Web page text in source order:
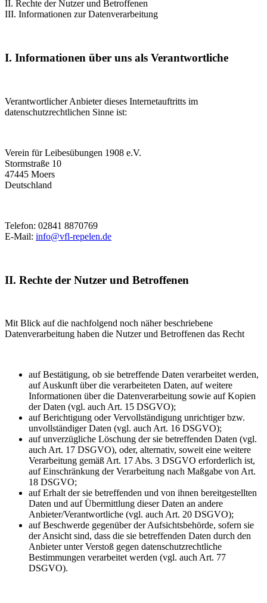
II. Rechte der Nutzer und Betroffenen
III. Informationen zur Datenverarbeitung
I. Informationen über uns als Verantwortliche
Verantwortlicher Anbieter dieses Internetauftritts im
datenschutzrechtlichen Sinne ist:
Verein für Leibesübungen 1908 e.V.
Stormstraße 10
47445 Moers
Deutschland
Telefon: 02841 8870769
E-Mail: info@vfl-repelen.de
II. Rechte der Nutzer und Betroffenen
Mit Blick auf die nachfolgend noch näher beschriebene
Datenverarbeitung haben die Nutzer und Betroffenen das Recht
auf Bestätigung, ob sie betreffende Daten verarbeitet werden,
auf Auskunft über die verarbeiteten Daten, auf weitere
Informationen über die Datenverarbeitung sowie auf Kopien
der Daten (vgl. auch Art. 15 DSGVO);
auf Berichtigung oder Vervollständigung unrichtiger bzw.
unvollständiger Daten (vgl. auch Art. 16 DSGVO);
auf unverzügliche Löschung der sie betreffenden Daten (vgl.
auch Art. 17 DSGVO), oder, alternativ, soweit eine weitere
Verarbeitung gemäß Art. 17 Abs. 3 DSGVO erforderlich ist,
auf Einschränkung der Verarbeitung nach Maßgabe von Art.
18 DSGVO;
auf Erhalt der sie betreffenden und von ihnen bereitgestellten
Daten und auf Übermittlung dieser Daten an andere
Anbieter/Verantwortliche (vgl. auch Art. 20 DSGVO);
auf Beschwerde gegenüber der Aufsichtsbehörde, sofern sie
der Ansicht sind, dass die sie betreffenden Daten durch den
Anbieter unter Verstoß gegen datenschutzrechtliche
Bestimmungen verarbeitet werden (vgl. auch Art. 77
DSGVO).